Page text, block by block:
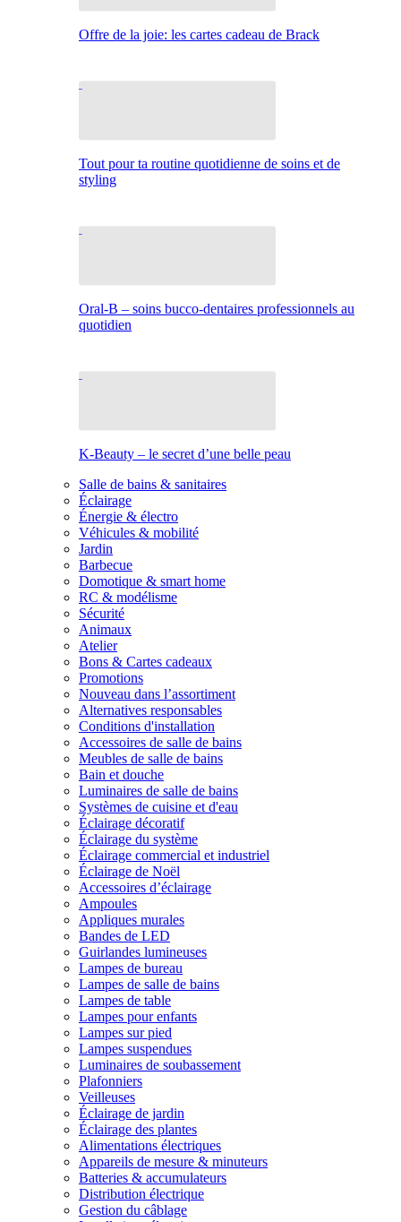
Offre de la joie: les cartes cadeau de Brack
Tout pour ta routine quotidienne de soins et de
styling
Oral-B – soins bucco-dentaires professionnels au
quotidien
K-Beauty – le secret d’une belle peau
Salle de bains & sanitaires
Éclairage
Énergie & électro
Véhicules & mobilité
Jardin
Barbecue
Domotique & smart home
RC & modélisme
Sécurité
Animaux
Atelier
Bons & Cartes cadeaux
Promotions
Nouveau dans l’assortiment
Alternatives responsables
Conditions d'installation
Accessoires de salle de bains
Meubles de salle de bains
Bain et douche
Luminaires de salle de bains
Systèmes de cuisine et d'eau
Éclairage décoratif
Éclairage du système
Éclairage commercial et industriel
Éclairage de Noël
Accessoires d’éclairage
Ampoules
Appliques murales
Bandes de LED
Guirlandes lumineuses
Lampes de bureau
Lampes de salle de bains
Lampes de table
Lampes pour enfants
Lampes sur pied
Lampes suspendues
Luminaires de soubassement
Plafonniers
Veilleuses
Éclairage de jardin
Éclairage des plantes
Alimentations électriques
Appareils de mesure & minuteurs
Batteries & accumulateurs
Distribution électrique
Gestion du câblage